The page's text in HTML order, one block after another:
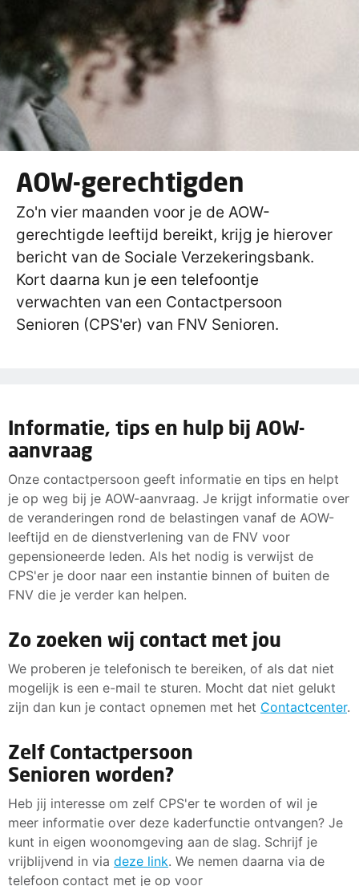
AOW-gerechtigden
Zo'n vier maanden voor je de AOW-
gerechtigde leeftijd bereikt, krijg je hierover
bericht van de Sociale Verzekeringsbank.
Kort daarna kun je een telefoontje
verwachten van een Contactpersoon
Senioren (CPS'er) van FNV Senioren.
Informatie, tips en hulp bij AOW-
aanvraag
Onze contactpersoon geeft informatie en tips en helpt
je op weg bij je AOW-aanvraag. Je krijgt informatie over
de veranderingen rond de belastingen vanaf de AOW-
leeftijd en de dienstverlening van de FNV voor
gepensioneerde leden. Als het nodig is verwijst de
CPS'er je door naar een instantie binnen of buiten de
FNV die je verder kan helpen.
Zo zoeken wij contact met jou
We proberen je telefonisch te bereiken, of als dat niet
mogelijk is een e-mail te sturen. Mocht dat niet gelukt
zijn dan kun je contact opnemen met het Contactcenter.
Zelf Contactpersoon
Senioren worden?
Heb jij interesse om zelf CPS'er te worden of wil je
meer informatie over deze kaderfunctie ontvangen? Je
kunt in eigen woonomgeving aan de slag. Schrijf je
vrijblijvend in via deze link. We nemen daarna via de
telefoon contact met je op voor